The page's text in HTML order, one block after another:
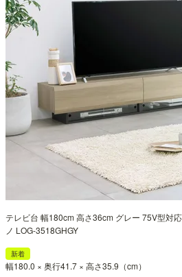
テレビ台 幅180cm 高さ36cm グレー 75V型対
ノ LOG-3518GHGY
新着
幅180.0 × 奥行41.7 × 高さ35.9（cm）